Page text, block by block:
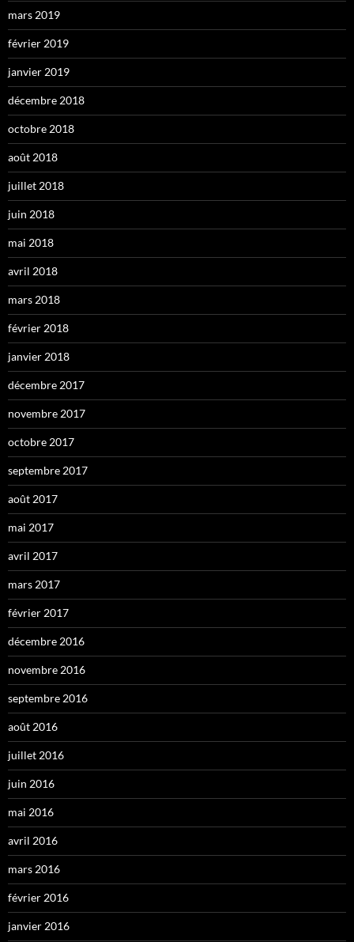
mars 2019
février 2019
janvier 2019
décembre 2018
octobre 2018
août 2018
juillet 2018
juin 2018
mai 2018
avril 2018
mars 2018
février 2018
janvier 2018
décembre 2017
novembre 2017
octobre 2017
septembre 2017
août 2017
mai 2017
avril 2017
mars 2017
février 2017
décembre 2016
novembre 2016
septembre 2016
août 2016
juillet 2016
juin 2016
mai 2016
avril 2016
mars 2016
février 2016
janvier 2016